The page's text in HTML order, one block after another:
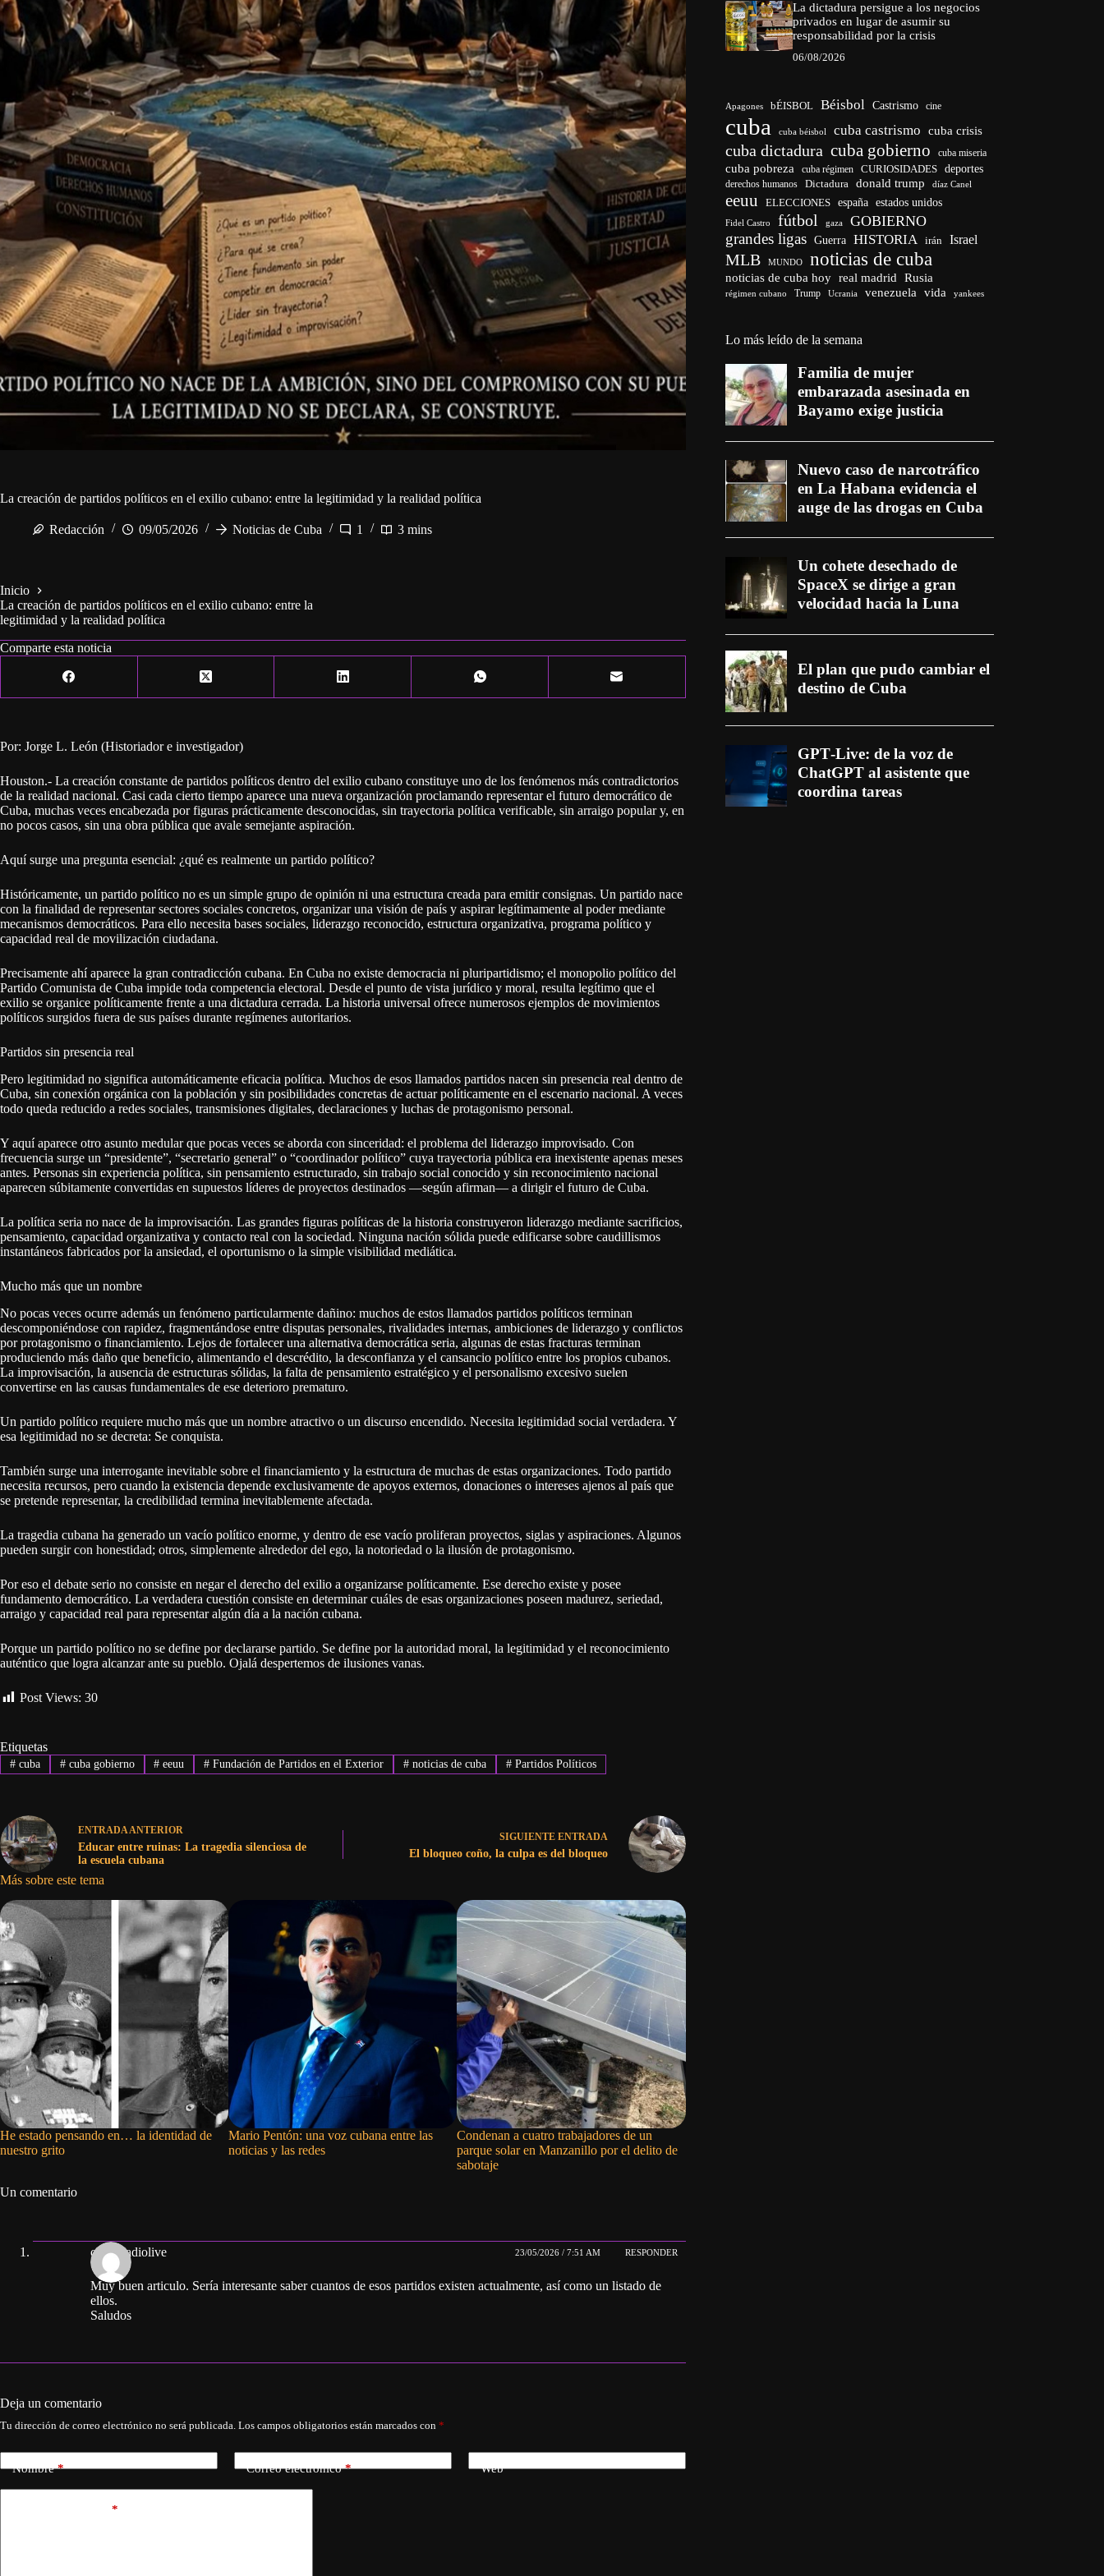
La creación de partidos políticos en el exilio cubano: entre la legitimidad y la realidad política
Redacción 09/05/2026 Noticias de Cuba 1 3 mins
Inicio
La creación de partidos políticos en el exilio cubano: entre la
legitimidad y la realidad política
Comparte esta noticia
Por: Jorge L. León (Historiador e investigador)
Houston.- La creación constante de partidos políticos dentro del exilio cubano constituye uno de los fenómenos más contradictorios
de la realidad nacional. Casi cada cierto tiempo aparece una nueva organización proclamando representar el futuro democrático de
Cuba, muchas veces encabezada por figuras prácticamente desconocidas, sin trayectoria política verificable, sin arraigo popular y, en
no pocos casos, sin una obra pública que avale semejante aspiración.
Aquí surge una pregunta esencial: ¿qué es realmente un partido político?
Históricamente, un partido político no es un simple grupo de opinión ni una estructura creada para emitir consignas. Un partido nace
con la finalidad de representar sectores sociales concretos, organizar una visión de país y aspirar legítimamente al poder mediante
mecanismos democráticos. Para ello necesita bases sociales, liderazgo reconocido, estructura organizativa, programa político y
capacidad real de movilización ciudadana.
Precisamente ahí aparece la gran contradicción cubana. En Cuba no existe democracia ni pluripartidismo; el monopolio político del
Partido Comunista de Cuba impide toda competencia electoral. Desde el punto de vista jurídico y moral, resulta legítimo que el
exilio se organice políticamente frente a una dictadura cerrada. La historia universal ofrece numerosos ejemplos de movimientos
políticos surgidos fuera de sus países durante regímenes autoritarios.
Partidos sin presencia real
Pero legitimidad no significa automáticamente eficacia política. Muchos de esos llamados partidos nacen sin presencia real dentro de
Cuba, sin conexión orgánica con la población y sin posibilidades concretas de actuar políticamente en el escenario nacional. A veces
todo queda reducido a redes sociales, transmisiones digitales, declaraciones y luchas de protagonismo personal.
Y aquí aparece otro asunto medular que pocas veces se aborda con sinceridad: el problema del liderazgo improvisado. Con
frecuencia surge un “presidente”, “secretario general” o “coordinador político” cuya trayectoria pública era inexistente apenas meses
antes. Personas sin experiencia política, sin pensamiento estructurado, sin trabajo social conocido y sin reconocimiento nacional
aparecen súbitamente convertidas en supuestos líderes de proyectos destinados —según afirman— a dirigir el futuro de Cuba.
La política seria no nace de la improvisación. Las grandes figuras políticas de la historia construyeron liderazgo mediante sacrificios,
pensamiento, capacidad organizativa y contacto real con la sociedad. Ninguna nación sólida puede edificarse sobre caudillismos
instantáneos fabricados por la ansiedad, el oportunismo o la simple visibilidad mediática.
Mucho más que un nombre
No pocas veces ocurre además un fenómeno particularmente dañino: muchos de estos llamados partidos políticos terminan
descomponiéndose con rapidez, fragmentándose entre disputas personales, rivalidades internas, ambiciones de liderazgo y conflictos
por protagonismo o financiamiento. Lejos de fortalecer una alternativa democrática seria, algunas de estas fracturas terminan
produciendo más daño que beneficio, alimentando el descrédito, la desconfianza y el cansancio político entre los propios cubanos.
La improvisación, la ausencia de estructuras sólidas, la falta de pensamiento estratégico y el personalismo excesivo suelen
convertirse en las causas fundamentales de ese deterioro prematuro.
Un partido político requiere mucho más que un nombre atractivo o un discurso encendido. Necesita legitimidad social verdadera. Y
esa legitimidad no se decreta: Se conquista.
También surge una interrogante inevitable sobre el financiamiento y la estructura de muchas de estas organizaciones. Todo partido
necesita recursos, pero cuando la existencia depende exclusivamente de apoyos externos, donaciones o intereses ajenos al país que
se pretende representar, la credibilidad termina inevitablemente afectada.
La tragedia cubana ha generado un vacío político enorme, y dentro de ese vacío proliferan proyectos, siglas y aspiraciones. Algunos
pueden surgir con honestidad; otros, simplemente alrededor del ego, la notoriedad o la ilusión de protagonismo.
Por eso el debate serio no consiste en negar el derecho del exilio a organizarse políticamente. Ese derecho existe y posee
fundamento democrático. La verdadera cuestión consiste en determinar cuáles de esas organizaciones poseen madurez, seriedad,
arraigo y capacidad real para representar algún día a la nación cubana.
Porque un partido político no se define por declararse partido. Se define por la autoridad moral, la legitimidad y el reconocimiento
auténtico que logra alcanzar ante su pueblo. Ojalá despertemos de ilusiones vanas.
Post Views: 30
Etiquetas
#cuba #cuba gobierno # eeuu # Fundación de Partidos en el Exterior # noticias de cuba #Partidos Políticos
ENTRADA ANTERIOR
Educar entre ruinas: La tragedia silenciosa de
la escuela cubana
SIGUIENTE ENTRADA
El bloqueo coño, la culpa es del bloqueo
Más sobre este tema
He estado pensando en… la identidad de
nuestro grito
Mario Pentón: una voz cubana entre las
noticias y las redes
Condenan a cuatro trabajadores de un
parque solar en Manzanillo por el delito de
sabotaje
Un comentario
cubanradiolive 23/05/2026 / 7:51 AM RESPONDER
Muy buen articulo. Sería interesante saber cuantos de esos partidos existen actualmente, así como un listado de
ellos.
Saludos
Deja un comentario
Tu dirección de correo electrónico no será publicada. Los campos obligatorios están marcados con *
Nombre* Correo electrónico* Web
*
La dictadura persigue a los negocios
privados en lugar de asumir su
responsabilidad por la crisis
06/08/2026
Apagones bÉISBOL Béisbol Castrismo cine
cuba cuba béisbol cuba castrismo cuba crisis
cuba dictadura cuba gobierno cuba miseria
cuba pobreza cuba régimen CURIOSIDADES deportes
derechos humanos Dictadura donald trump díaz Canel
eeuu ELECCIONES españa estados unidos
Fidel Castro fútbol gaza GOBIERNO
grandes ligas Guerra HISTORIA irán Israel
MLB MUNDO noticias de cuba
noticias de cuba hoy real madrid Rusia
régimen cubano Trump Ucrania venezuela vida yankees
Lo más leído de la semana